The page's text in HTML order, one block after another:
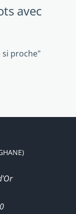
avec
si proche"